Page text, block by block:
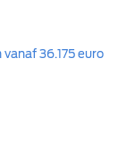
36.175 euro